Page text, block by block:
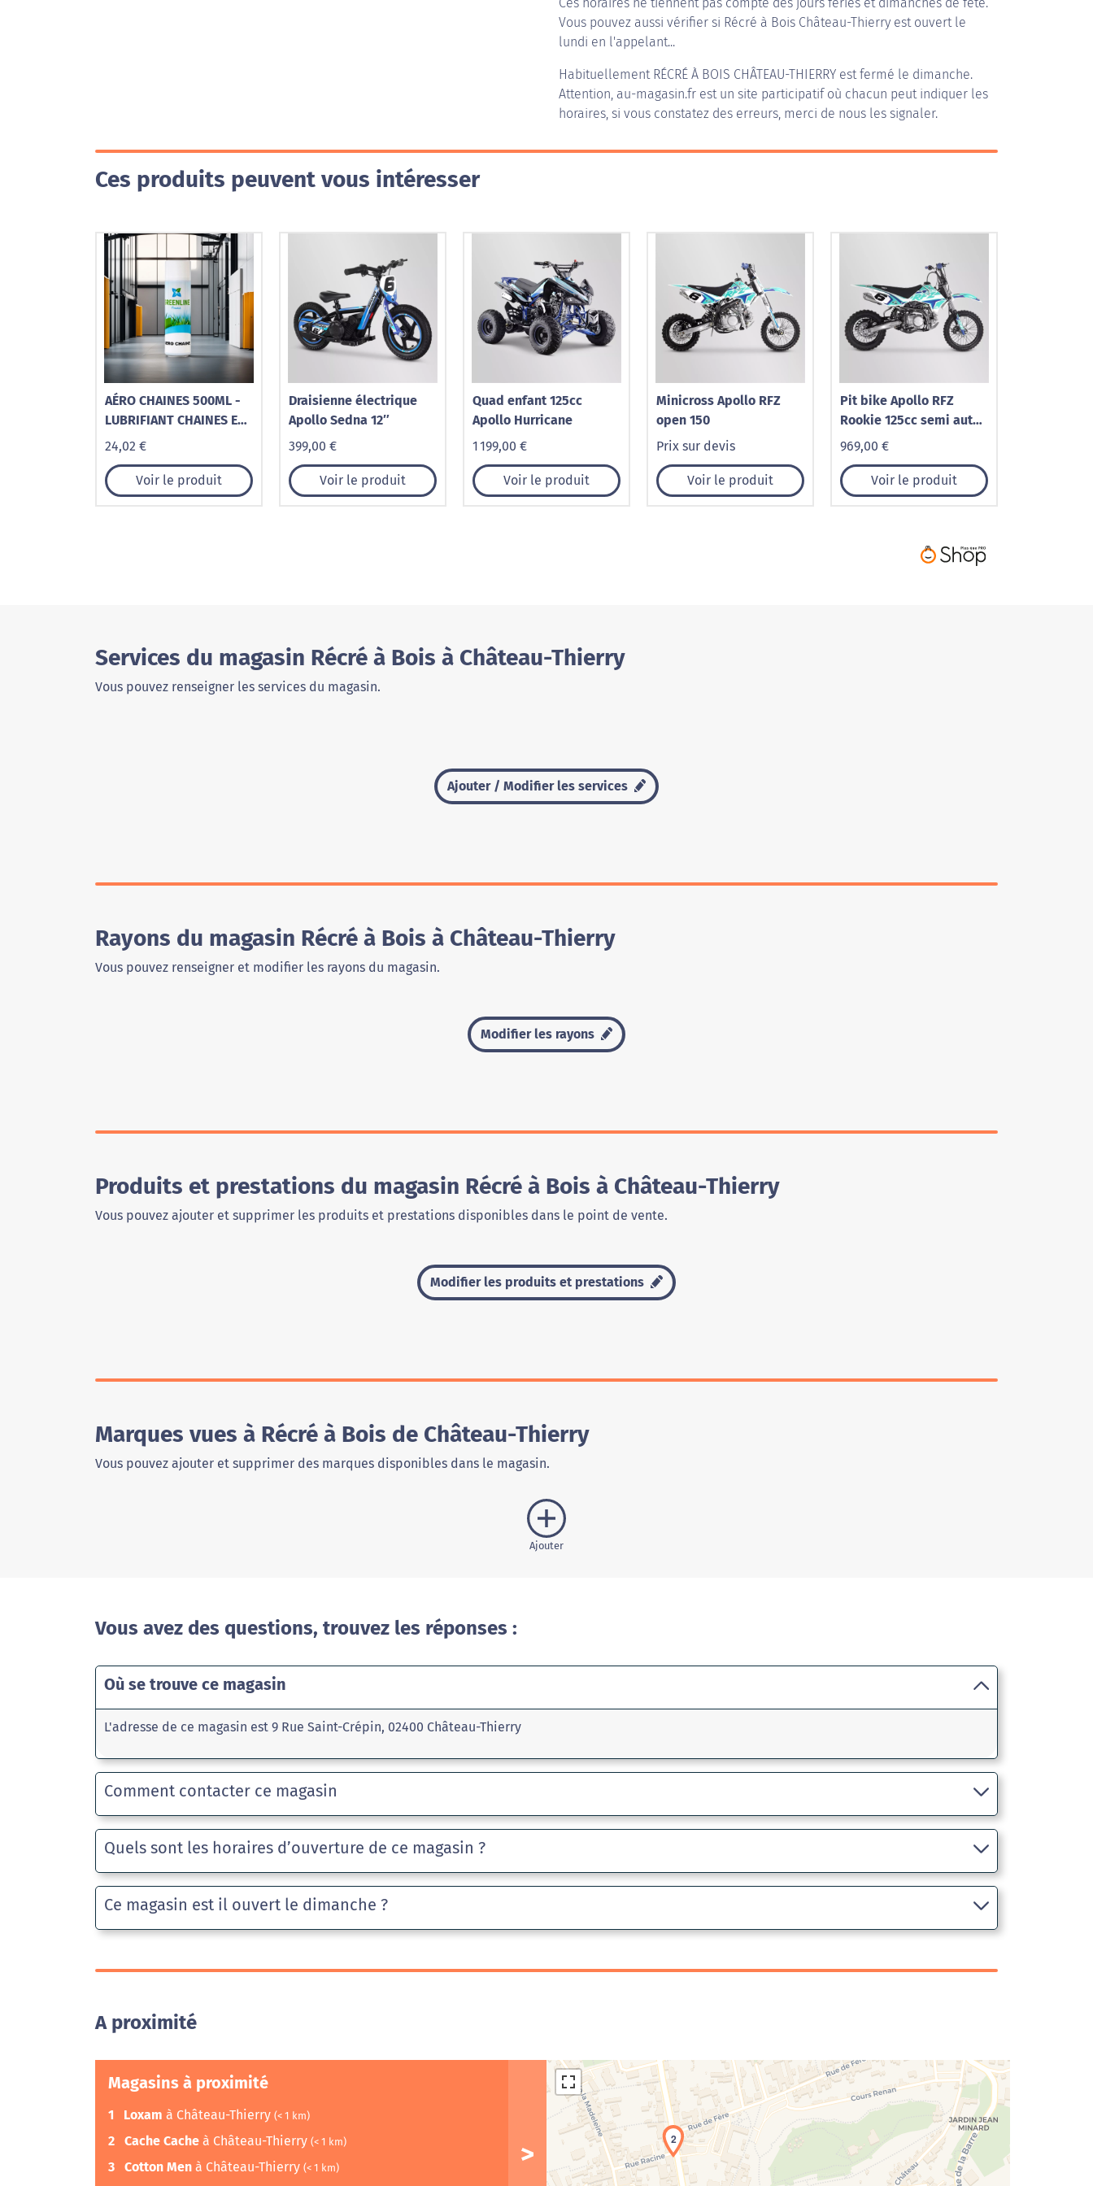
Vous pouvez aussi vérifier si Récré à Bois Château-Thierry est ouvert le
lundi en l'appelant...
Habituellement RÉCRÉ À BOIS CHÂTEAU-THIERRY est fermé le dimanche.
Attention, au-magasin.fr est un site participatif où chacun peut indiquer les
horaires, si vous constatez des erreurs, merci de nous les signaler.
Ces produits peuvent vous intéresser
AÉRO CHAINES 500ML -
LUBRIFIANT CHAINES ET
PIGNONS
24,02 €
Voir le produit
Draisienne électrique
Apollo Sedna 12″
399,00 €
Voir le produit
Quad enfant 125cc
Apollo Hurricane
1 199,00 €
Voir le produit
Minicross Apollo RFZ
open 150
Prix sur devis
Voir le produit
Pit bike Apollo RFZ
Rookie 125cc semi auto
12/14
969,00 €
Voir le produit
Services du magasin Récré à Bois à Château-Thierry
Vous pouvez renseigner les services du magasin.
Ajouter / Modifier les services
Rayons du magasin Récré à Bois à Château-Thierry
Vous pouvez renseigner et modifier les rayons du magasin.
Modifier les rayons
Produits et prestations du magasin Récré à Bois à Château-Thierry
Vous pouvez ajouter et supprimer les produits et prestations disponibles dans le point de vente.
Modifier les produits et prestations
Marques vues à Récré à Bois de Château-Thierry
Vous pouvez ajouter et supprimer des marques disponibles dans le magasin.
Ajouter
Vous avez des questions, trouvez les réponses :
Où se trouve ce magasin
L'adresse de ce magasin est 9 Rue Saint-Crépin, 02400 Château-Thierry
Comment contacter ce magasin
Quels sont les horaires d’ouverture de ce magasin ?
Ce magasin est il ouvert le dimanche ?
A proximité
Magasins à proximité
1 Loxam à Château-Thierry (< 1 km)
2 Cache Cache à Château-Thierry (< 1 km)
3 Cotton Men à Château-Thierry (< 1 km)
2